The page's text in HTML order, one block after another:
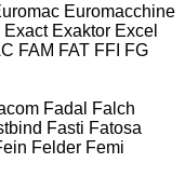
Euromacchine
Exact Exaktor Excel
FAM FAT FFI FG
Fadal
Falch
Fasti Fatosa
Felder Femi